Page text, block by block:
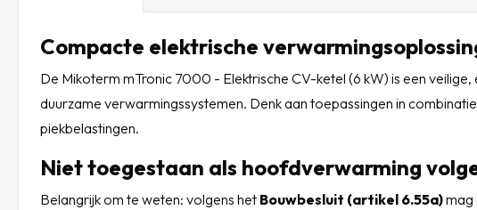
Compacte elektrische
De Mikoterm mTronic 7000 - Elektrische CV-ketel (6 kW) is een
duurzame verwarmingssystemen. Denk aan toepassingen in
piekbelastingen.
Niet toegestaan als hoofdverwarming
Belangrijk om te weten: volgens het Bouwbesluit (artikel 6.55a)mag